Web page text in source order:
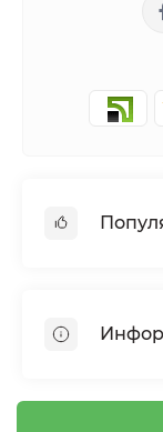
Сетка
Сетка